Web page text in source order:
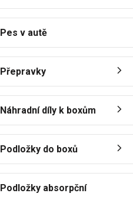
Pes v autě
Přepravky
Náhradní díly k boxům
Podložky do boxů
Podložky absorpční